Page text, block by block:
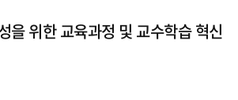
을 위한 교육과정 및 교수학습 혁신